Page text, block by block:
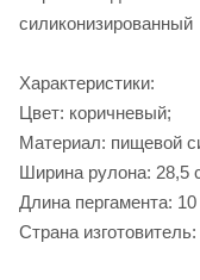
силиконизированный
Характеристики:
Цвет: коричневый;
Материал: пищевой
Ширина рулона: 28,5
Длина пергамента:
Страна